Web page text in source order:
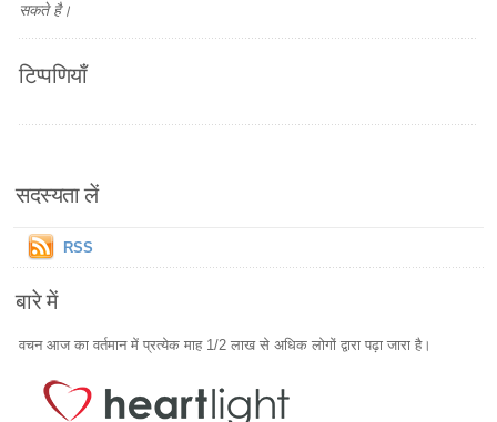
सकते है।
टिप्पणियाँ
सदस्यता लें
RSS
बारे में
वचन आज का वर्तमान में प्रत्येक माह 1/2 लाख से अधिक लोगों द्वारा पढ़ा जारा है।